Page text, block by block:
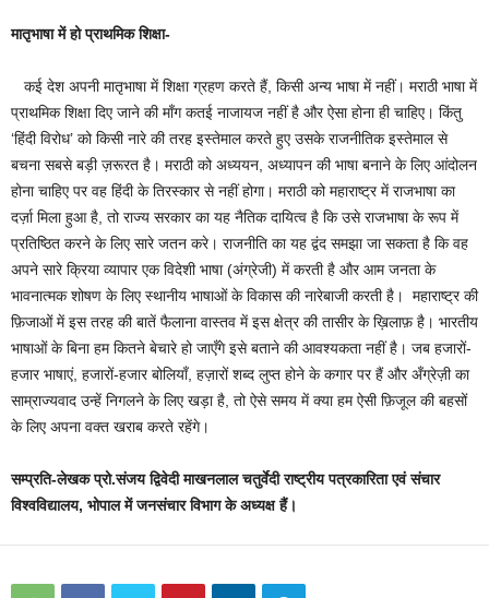
मातृभाषा में हो प्राथमिक शिक्षा-
कई देश अपनी मातृभाषा में शिक्षा ग्रहण करते हैं, किसी अन्य भाषा में नहीं। मराठी भाषा में
प्राथमिक शिक्षा दिए जाने की माँग कतई नाजायज नहीं है और ऐसा होना ही चाहिए। किंतु
‘हिंदी विरोध’ को किसी नारे की तरह इस्तेमाल करते हुए उसके राजनीतिक इस्तेमाल से
बचना सबसे बड़ी ज़रूरत है। मराठी को अध्ययन, अध्यापन की भाषा बनाने के लिए आंदोलन
होना चाहिए पर वह हिंदी के तिरस्कार से नहीं होगा। मराठी को महाराष्ट्र में राजभाषा का
दर्ज़ा मिला हुआ है, तो राज्य सरकार का यह नैतिक दायित्व है कि उसे राजभाषा के रूप में
प्रतिष्ठित करने के लिए सारे जतन करे। राजनीति का यह द्वंद समझा जा सकता है कि वह
अपने सारे क्रिया व्यापार एक विदेशी भाषा (अंग्रेजी) में करती है और आम जनता के
भावनात्मक शोषण के लिए स्थानीय भाषाओं के विकास की नारेबाजी करती है। महाराष्ट्र की
फ़िजाओं में इस तरह की बातें फैलाना वास्तव में इस क्षेत्र की तासीर के ख़िलाफ़ है। भारतीय
भाषाओं के बिना हम कितने बेचारे हो जाएँगे इसे बताने की आवश्यकता नहीं है। जब हजारों-
हजार भाषाएं, हजारों-हजार बोलियाँ, हज़ारों शब्द लुप्त होने के कगार पर हैं और अँग्रेज़ी का
साम्राज्यवाद उन्हें निगलने के लिए खड़ा है, तो ऐसे समय में क्या हम ऐसी फ़िजूल की बहसों
के लिए अपना वक्त खराब करते रहेंगे।
सम्प्रति-लेखक प्रो.संजय द्विवेदी माखनलाल चतुर्वेदी राष्ट्रीय पत्रकारिता एवं संचार
विश्वविद्यालय, भोपाल में जनसंचार विभाग के अध्यक्ष हैं।